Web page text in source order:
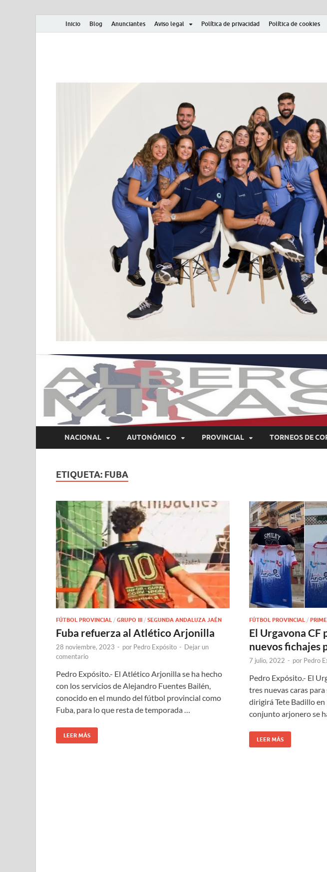
Inicio Blog Anunciantes Aviso legal Política de privacidad Política de cookies
NACIONAL AUTONÓMICO PROVINCIAL TORNEOS DE
ETIQUETA: FUBA
FÚTBOL PROVINCIAL / GRUPO III / SEGUNDA ANDALUZA JAÉN
Fuba refuerza al Atlético Arjonilla
28 noviembre, 2023 - por Pedro Expósito - Dejar un
comentario
Pedro Expósito.- El Atlético Arjonilla se ha hecho
con los servicios de Alejandro Fuentes Bailén,
conocido en el mundo del fútbol provincial como
Fuba, para lo que resta de temporada …
LEER MÁS
FÚTBOL PROVINCIAL /
El Urgavona CF
nuevos fichajes
7 julio, 2022 - por Pedro
Pedro Expósito.- El
tres nuevas caras
dirigirá Tete Badillo
conjunto arjonero se
LEER MÁS